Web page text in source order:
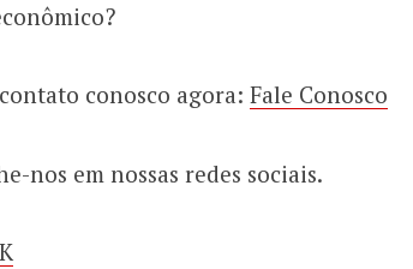
conosco agora: Fale Conosco
nos em nossas redes sociais.